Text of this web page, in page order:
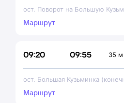
ост. Поворот на Большую
Маршрут
09:20 09:55 35 м
ост. Большая Кузьминка
Маршрут